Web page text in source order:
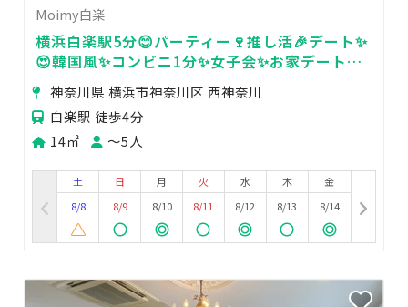
Moimy白楽
横浜白楽駅5分😊パーティー🍷推し活🎉デート✨
😍韓国風✨コンビニ1分✨女子会✨お家デート✨
誕生日会✨映画鑑賞✨防犯カメラなしで安心
神奈川県 横浜市神奈川区 西神奈川
白楽駅 徒歩4分
14㎡
〜5人
土
8/8
日
8/9
月
8/10
火
8/11
水
8/12
木
8/13
金
8/14